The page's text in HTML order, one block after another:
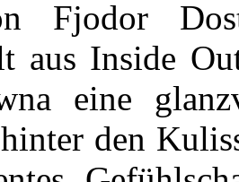
Fjodor
aus Inside
eine
den